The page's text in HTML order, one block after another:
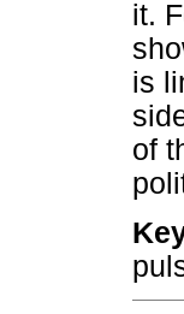
it.
is
of